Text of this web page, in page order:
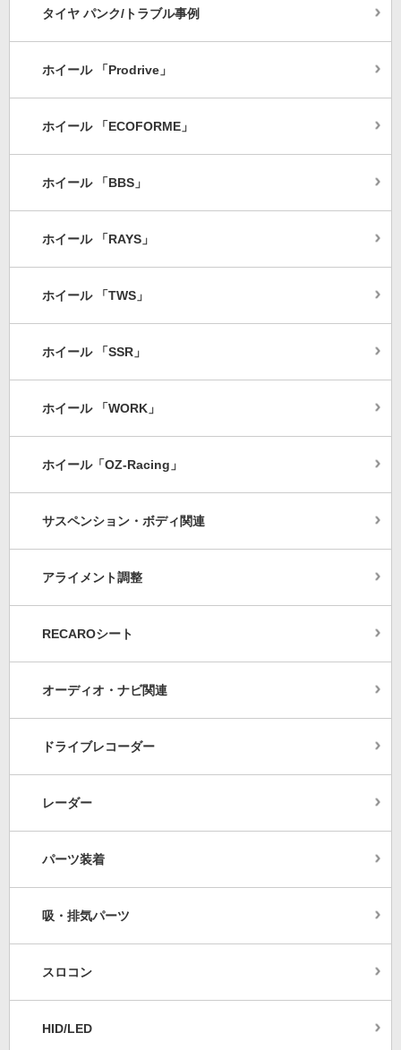
タイヤ パンク/トラブル事例
ホイール 「Prodrive」
ホイール 「ECOFORME」
ホイール 「BBS」
ホイール 「RAYS」
ホイール 「TWS」
ホイール 「SSR」
ホイール 「WORK」
ホイール「OZ-Racing」
サスペンション・ボディ関連
アライメント調整
RECAROシート
オーディオ・ナビ関連
ドライブレコーダー
レーダー
パーツ装着
吸・排気パーツ
スロコン
HID/LED